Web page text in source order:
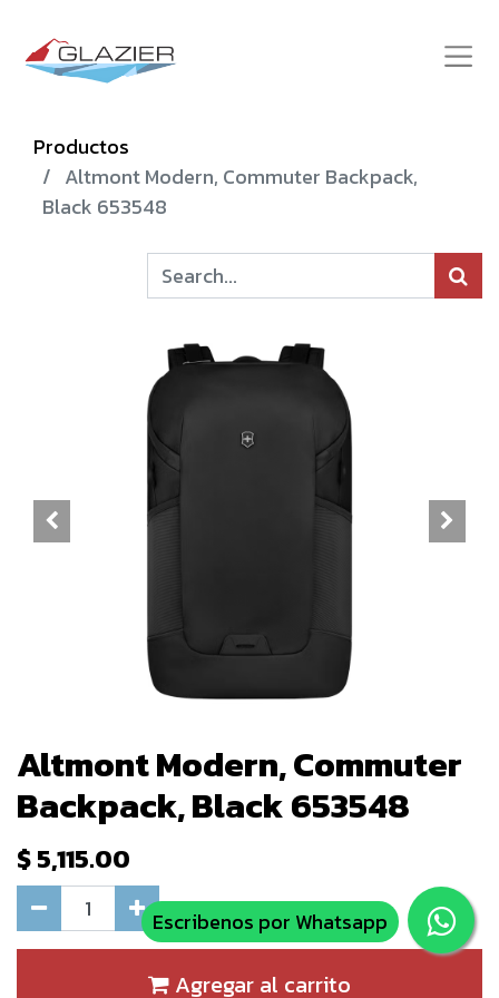
Productos
Altmont Modern, Commuter Backpack,
Black 653548
Altmont Modern, Commuter
Backpack, Black 653548
$5,115.00
Agregar al carrito
Escribenos por Whatsapp